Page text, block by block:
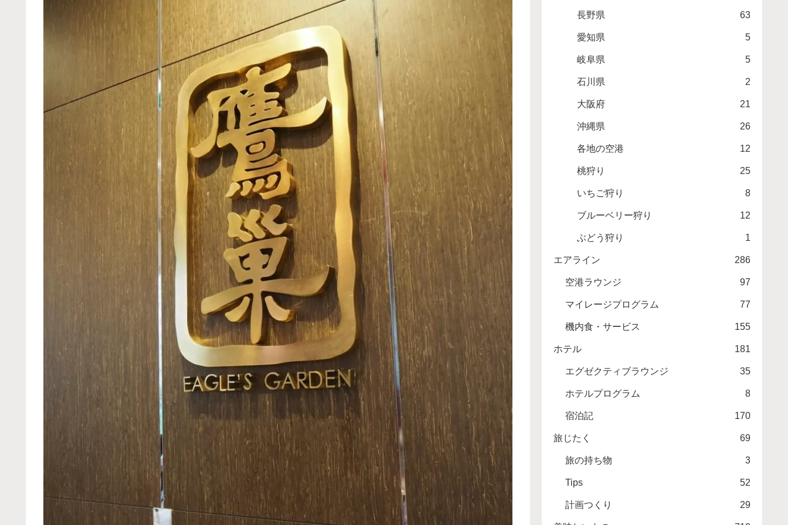
長野県 63
愛知県 5
岐阜県 5
石川県 2
大阪府 21
沖縄県 26
各地の空港 12
桃狩り 25
いちご狩り 8
ブルーベリー狩り 12
ぶどう狩り 1
エアライン 286
空港ラウンジ 97
マイレージプログラム 77
機内食・サービス 155
ホテル 181
エグゼクティブラウンジ 35
ホテルプログラム 8
宿泊記 170
旅じたく 69
旅の持ち物 3
Tips 52
計画つくり 29